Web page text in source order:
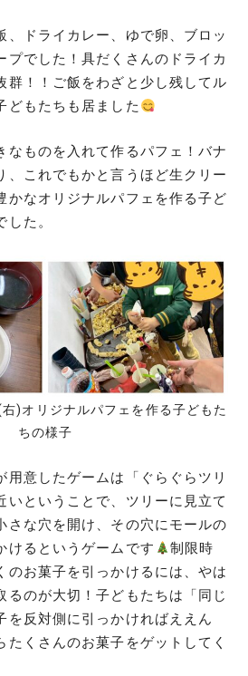
、ドライカレー、ゆで卵、ブロッ
プでした！具だくさんのドライカ
群！！ご飯をわざと少し残してル
どもたちも居ました
なものを入れて作るパフェ！バナ
、これでもかと言うほど生クリー
かなオリジナルパフェを作る子ど
た。
)オリジナルパフェを作る子どもた
ちの様子
用意したゲームは「ぐらぐらツリ
いということで、ツリーに見立て
さな穴を開け、その穴にモールの
けるというゲームです
制限時
のお菓子を引っかけるには、やは
るのが大切！子どもたちは「同じ
を反対側に引っかければええん
たくさんのお菓子をゲットしてく